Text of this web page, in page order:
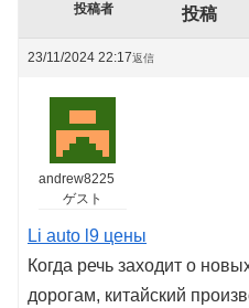
投稿者 投稿
23/11/2024 22:17返信
andrew8225
ゲスト
Li auto l9 цены
Когда речь заходит о
дорогам, китайский